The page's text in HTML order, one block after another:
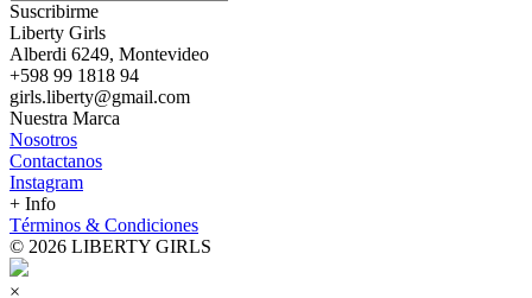
Suscribirme
Liberty Girls
Alberdi 6249, Montevideo
+598 99 1818 94
girls.liberty@gmail.com
Nuestra Marca
Nosotros
Contactanos
Instagram
+ Info
Términos & Condiciones
© 2026 LIBERTY GIRLS
×